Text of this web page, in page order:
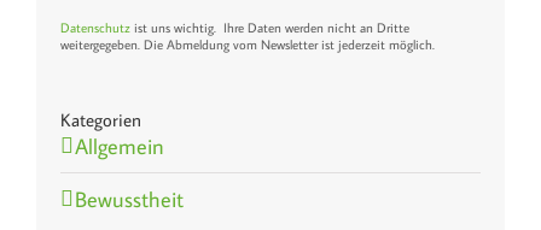
Datenschutz ist uns wichtig. Ihre Daten werden nicht an Dritte
weitergegeben. Die Abmeldung vom Newsletter ist jederzeit möglich.
Kategorien
Allgemein
Bewusstheit